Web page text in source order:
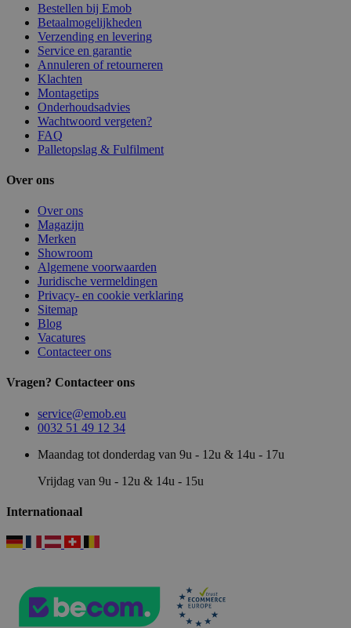
Bestellen bij Emob
Betaalmogelijkheden
Verzending en levering
Service en garantie
Annuleren of retourneren
Klachten
Montagetips
Onderhoudsadvies
Wachtwoord vergeten?
FAQ
Palletopslag & Fulfilment
Over ons
Over ons
Magazijn
Merken
Showroom
Algemene voorwaarden
Juridische vermeldingen
Privacy- en cookie verklaring
Sitemap
Blog
Vacatures
Contacteer ons
Vragen? Contacteer ons
service@emob.eu
0032 51 49 12 34
Maandag tot donderdag van 9u - 12u & 14u - 17u
Vrijdag van 9u - 12u & 14u - 15u
Internationaal